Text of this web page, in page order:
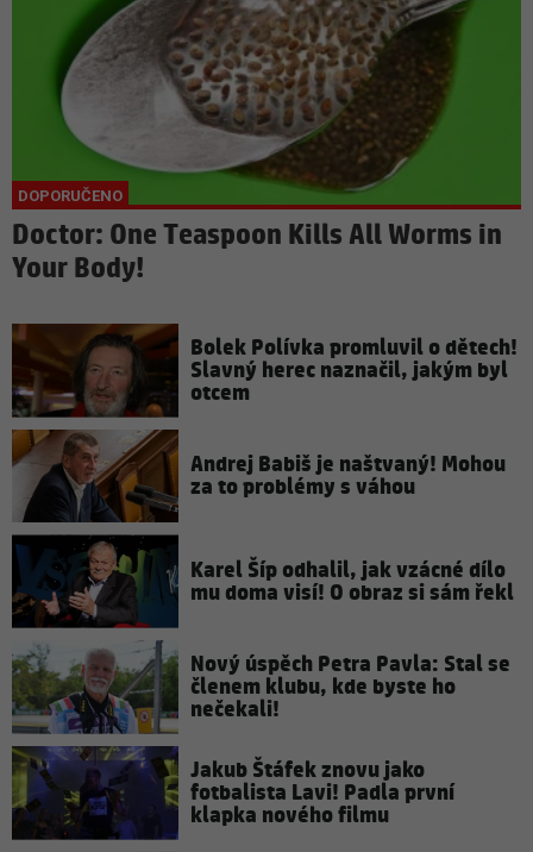
Doctor: One Teaspoon Kills All Worms in
Your Body!
Bolek Polívka promluvil o dětech!
Slavný herec naznačil, jakým byl
otcem
Andrej Babiš je naštvaný! Mohou
za to problémy s váhou
Karel Šíp odhalil, jak vzácné dílo
mu doma visí! O obraz si sám řekl
Nový úspěch Petra Pavla: Stal se
členem klubu, kde byste ho
nečekali!
Jakub Štáfek znovu jako
fotbalista Lavi! Padla první
klapka nového filmu